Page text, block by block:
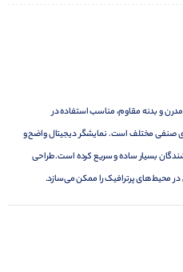
و بدنه مقاوم، مناسب استفاده در
صنفی مختلف است. نمایشگر دیجیتال واضح و
بسیار ساده و سریع کرده است. طراحی
در محیط‌های پرترافیک را ممکن می‌سازد.